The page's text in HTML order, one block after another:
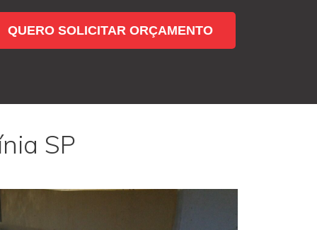
QUERO SOLICITAR ORÇAMENTO
SP